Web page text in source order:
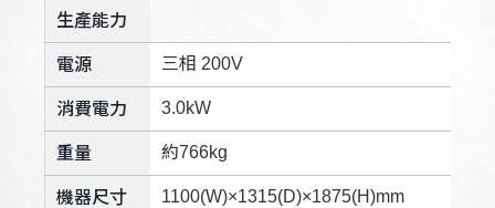
生產能力
電源 三相 200V
消費電力 3.0kW
重量 約766kg
機器尺寸 1100(W)×1315(D)×1875(H)mm